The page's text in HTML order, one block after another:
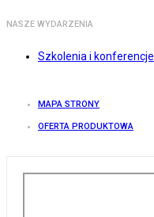
NASZE WYDARZENIA
Szkolenia i konferencje
MAPA STRONY
OFERTA PRODUKTOWA